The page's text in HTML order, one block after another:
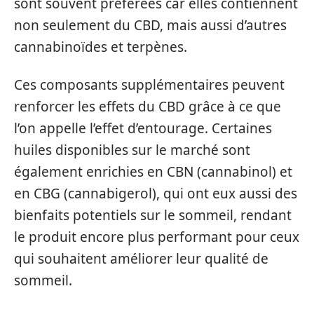
non seulement du CBD, mais aussi d’autres
cannabinoïdes et terpènes.
Ces composants supplémentaires peuvent
renforcer les effets du CBD grâce à ce que
l’on appelle l’effet d’entourage. Certaines
huiles disponibles sur le marché sont
également enrichies en CBN (cannabinol) et
en CBG (cannabigerol), qui ont eux aussi des
bienfaits potentiels sur le sommeil, rendant
le produit encore plus performant pour ceux
qui souhaitent améliorer leur qualité de
sommeil.